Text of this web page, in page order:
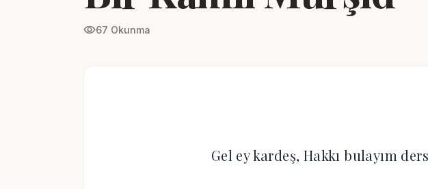
visibility67 Okunma
Gel ey kardeş, Hakkı bulayım